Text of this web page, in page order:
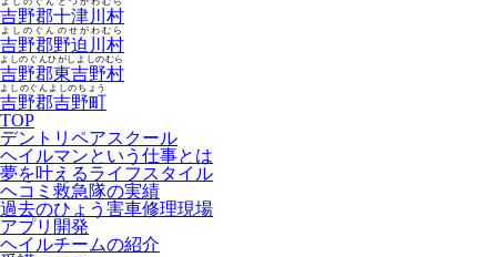
吉野郡十津川村
吉野郡野迫川村
よしのぐんのせがわむら
吉野郡東吉野村
よしのぐんひがしよしのむら
吉野郡吉野町
よしのぐんよしのちょう
TOP
デントリペアスクール
ヘイルマンという仕事とは
夢を叶えるライフスタイル
ヘコミ救急隊の実績
過去のひょう害車修理現場
アプリ開発
ヘイルチームの紹介